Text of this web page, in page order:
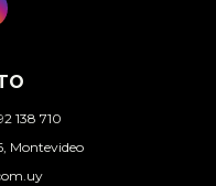
138 710
Montevideo